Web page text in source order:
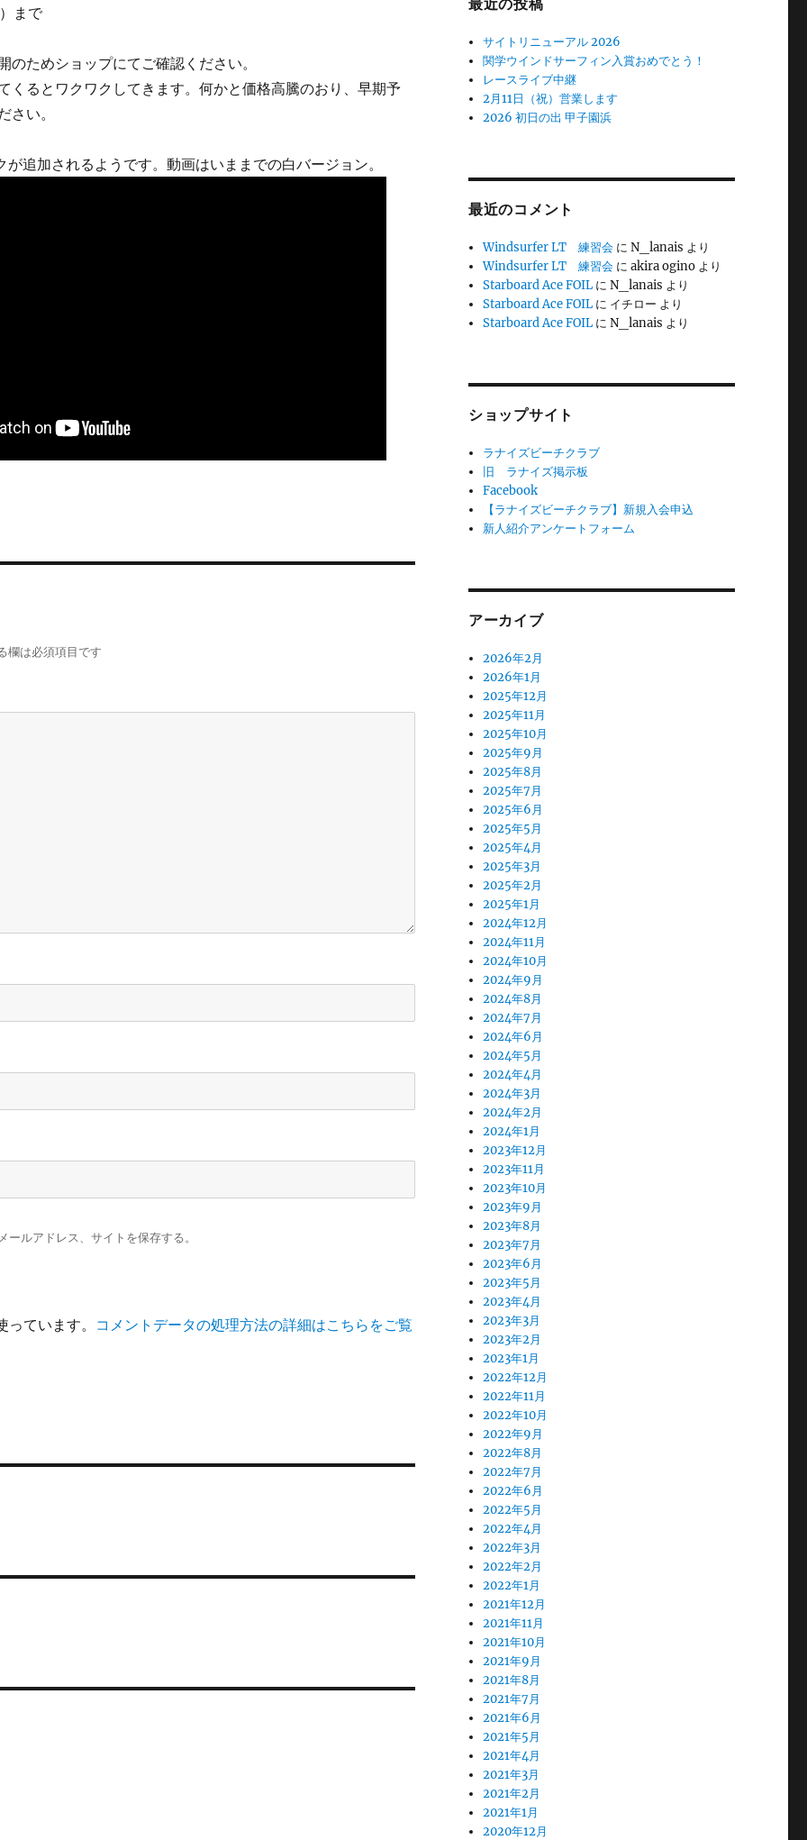
まで
のためショップにてご確認ください。
くるとワクワクしてきます。何かと価格高騰のおり、早期予
さい。
追加されるようです。動画はいままでの白バージョン。
欄は必須項目です
ルアドレス、サイトを保存する。
ています。 コメントデータの処理方法の詳細はこちらをご覧
最近の投稿
サイトリニューアル 2026
関学ウインドサーフィン入賞おめでとう！
レースライブ中継
2月11日（祝）営業します
2026 初日の出 甲子園浜
最近のコメント
Windsurfer LT 練習会 にN_lanais より
Windsurfer LT 練習会 にakira ogino より
Starboard Ace FOIL にN_lanais より
Starboard Ace FOIL に イチロー より
Starboard Ace FOIL にN_lanais より
ショップサイト
ラナイズビーチクラブ
旧 ラナイズ掲示板
Facebook
【ラナイズビーチクラブ】新規入会申込
新人紹介アンケートフォーム
アーカイブ
2026年2月
2026年1月
2025年12月
2025年11月
2025年10月
2025年9月
2025年8月
2025年7月
2025年6月
2025年5月
2025年4月
2025年3月
2025年2月
2025年1月
2024年12月
2024年11月
2024年10月
2024年9月
2024年8月
2024年7月
2024年6月
2024年5月
2024年4月
2024年3月
2024年2月
2024年1月
2023年12月
2023年11月
2023年10月
2023年9月
2023年8月
2023年7月
2023年6月
2023年5月
2023年4月
2023年3月
2023年2月
2023年1月
2022年12月
2022年11月
2022年10月
2022年9月
2022年8月
2022年7月
2022年6月
2022年5月
2022年4月
2022年3月
2022年2月
2022年1月
2021年12月
2021年11月
2021年10月
2021年9月
2021年8月
2021年7月
2021年6月
2021年5月
2021年4月
2021年3月
2021年2月
2021年1月
2020年12月